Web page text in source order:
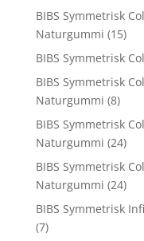
BIBS Symmetrisk
Naturgummi (15)
BIBS Symmetrisk
BIBS Symmetrisk
Naturgummi (8)
BIBS Symmetrisk
Naturgummi (24)
BIBS Symmetrisk
Naturgummi (24)
BIBS Symmetrisk
(7)